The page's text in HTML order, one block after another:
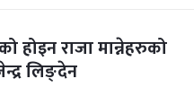
होइन राजा मान्नेहरुको
लिङ्देन